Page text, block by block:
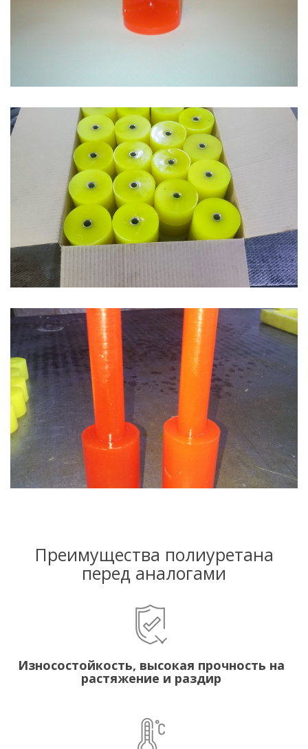
Преимущества полиуретана
перед аналогами
Износостойкость, высокая прочность на
растяжение и раздир